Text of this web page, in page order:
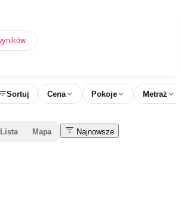
Sortuj Cena Pokoje Metraż
Lista Mapa Najnowsze